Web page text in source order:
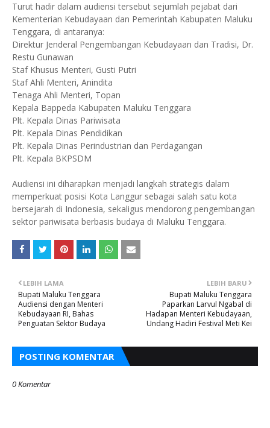
Turut hadir dalam audiensi tersebut sejumlah pejabat dari
Kementerian Kebudayaan dan Pemerintah Kabupaten Maluku
Tenggara, di antaranya:
Direktur Jenderal Pengembangan Kebudayaan dan Tradisi, Dr.
Restu Gunawan
Staf Khusus Menteri, Gusti Putri
Staf Ahli Menteri, Anindita
Tenaga Ahli Menteri, Topan
Kepala Bappeda Kabupaten Maluku Tenggara
Plt. Kepala Dinas Pariwisata
Plt. Kepala Dinas Pendidikan
Plt. Kepala Dinas Perindustrian dan Perdagangan
Plt. Kepala BKPSDM
Audiensi ini diharapkan menjadi langkah strategis dalam
memperkuat posisi Kota Langgur sebagai salah satu kota
bersejarah di Indonesia, sekaligus mendorong pengembangan
sektor pariwisata berbasis budaya di Maluku Tenggara.
LEBIH BARU
Bupati Maluku Tenggara
Paparkan Larvul Ngabal di
Hadapan Menteri Kebudayaan,
Undang Hadiri Festival Meti Kei
LEBIH LAMA
Bupati Maluku Tenggara
Audiensi dengan Menteri
Kebudayaan RI, Bahas
Penguatan Sektor Budaya
POSTING KOMENTAR
0 Komentar